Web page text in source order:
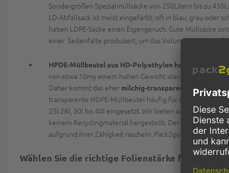
Sondergrößen Spezialmüllsäcke von 250Litern bis zu
LD-Abfallsack ist meist eingefärbt, oft in blau, grau oder
haben LDPE-Säcke einen Eigengeruch. Gute Müllsäcke
einer Seitenfalte produziert, um das Volumen zu
HPDE-Müllbeutel aus HD-Polyethylen haben eine
von etwa 10my einem hohen Gewicht standhalten, bis
Daher kommt das eher milchig-transparente HDPE
transparente HDPE-Müllbeutel häufig für den typischen
25l 28l, 30l bis 40l eingesetzt. Wir bieten auch einen
keinem Recyclingmaterial hergestellt. Der HDPE-Sack
aufgrund ihrer Zähigkeit rascheln. Pack2go bietet Ihnen
Wählen Sie die richtige Folienstärke für den